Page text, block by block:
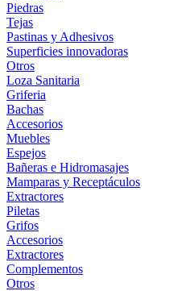
Piedras
Tejas
Pastinas y Adhesivos
Superficies innovadoras
Otros
Loza Sanitaria
Griferia
Bachas
Accesorios
Muebles
Espejos
Bañeras e Hidromasajes
Mamparas y Receptáculos
Extractores
Piletas
Grifos
Accesorios
Extractores
Complementos
Otros